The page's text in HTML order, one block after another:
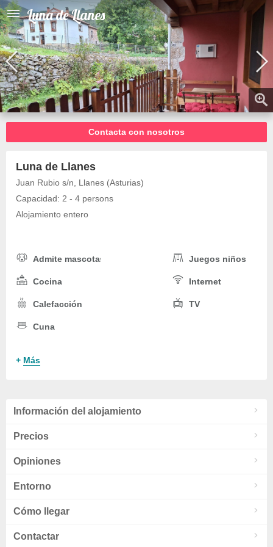
Luna de Llanes
Contacta con nosotros
Luna de Llanes
Juan Rubio s/n, Llanes (Asturias)
Capacidad: 2 - 4 persons
Alojamiento entero
Admite mascotas Juegos niños
Cocina Internet
Calefacción TV
Cuna
+ Más
Información del alojamiento
Precios
Opiniones
Entorno
Cómo llegar
Contactar